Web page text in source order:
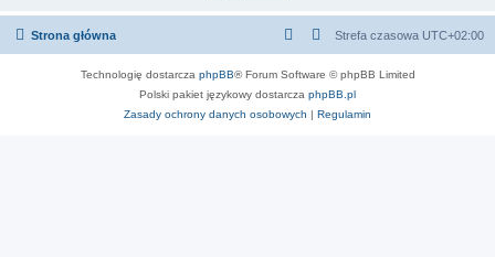
Strona główna Strefa czasowa UTC+02:00
Technologię dostarcza phpBB® Forum Software © phpBB Limited
Polski pakiet językowy dostarcza phpBB.pl
Zasady ochrony danych osobowych | Regulamin